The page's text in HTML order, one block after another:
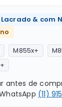
Lacrado & com
M855x+
antes de
(11)